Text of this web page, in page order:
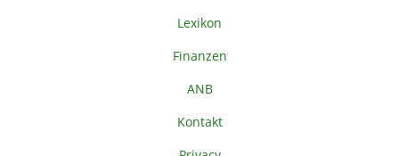
Lexikon
Finanzen
ANB
Kontakt